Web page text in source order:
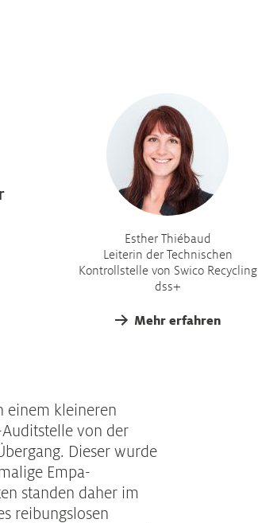
Esther Thiébaud
Leiterin der Technischen
Kontrollstelle von Swico Recycling
dss+
Mehr erfahren
einem kleineren
von der
Dieser wurde
Empa-
standen daher im
reibungslosen